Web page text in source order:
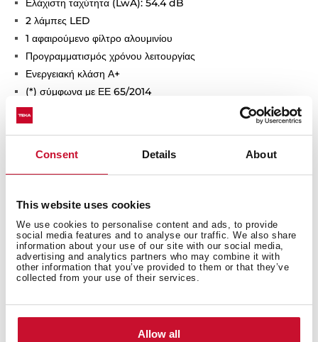
Consent Details About
This website uses cookies
We use cookies to personalise content and ads, to provide
social media features and to analyse our traffic. We also share
information about your use of our site with our social media,
advertising and analytics partners who may combine it with
other information that you’ve provided to them or that they’ve
collected from your use of their services.
Allow all
Ελάχιστη ταχύτητα (LwA): 54.4 dB
2 λάμπες LED
1 αφαιρούμενο φίλτρο αλουμινίου
Προγραμματισμός χρόνου λειτουργίας
Ενεργειακή κλάση Α+
(*) σύμφωνα με ΕΕ 65/2014
Εξωτερικές διαστάσεις
Ιδιαίτερα χαρακτηριστικά